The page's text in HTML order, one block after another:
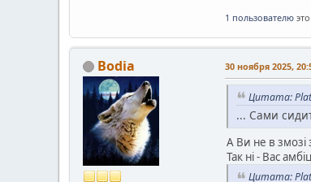
1 пользователю
Bodia 30 ноября 2025,
Цитата:
... Сами
А Ви не в змозі
Так ні - Вас
Цитата: